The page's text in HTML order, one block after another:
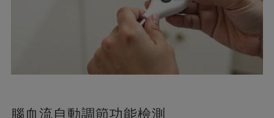
腦血流自動調節功能檢測